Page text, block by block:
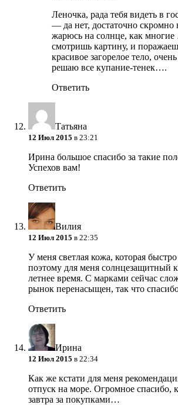
Леночка, рада тебя видеть в
— да нет, достаточно скромно
жарюсь на солнце, как
смотришь картину, и
красивое загорелое тело,
решаю все купание-тенек….
Ответить
Татьяна
12 Июл 2015 в 23:21
Ирина большое спасибо за такие
Успехов вам!
Ответить
Вилия
12 Июл 2015 в 22:35
У меня светлая кожа, которая
поэтому для меня солнцезащитный
летнее время. С марками сейчас
рынок перенасыщен, так что
Ответить
Ирина
12 Июл 2015 в 22:34
Как же кстати для меня
отпуск на море. Огромное спасибо,
завтра за покупками…